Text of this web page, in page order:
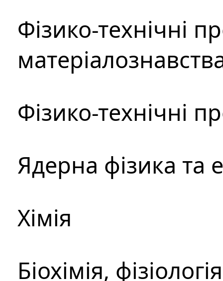
Фізико-технічні
Фізико-технічні
Ядерна фізика та
Хімія
Біохімія,